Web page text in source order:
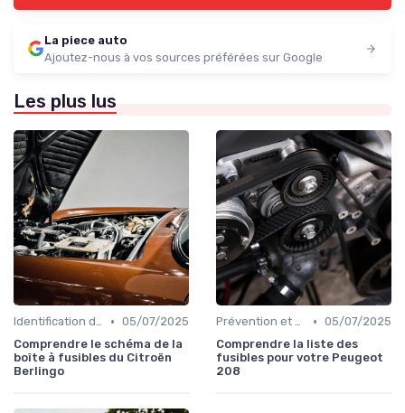
La piece auto
Ajoutez-nous à vos sources préférées sur Google
Les plus lus
Identification de la Pièce Nécessaire • 05/07/2025
Comprendre le schéma de la
boîte à fusibles du Citroën
Berlingo
Prévention et Diagnostic des Pannes • 05/07/2025
Comprendre la liste des
fusibles pour votre Peugeot
208